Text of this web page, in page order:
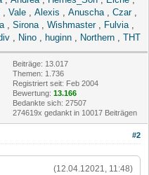
, Vale , Alexis , Anuscha, Czar,
, Sirona, Wishmaster, Fulvia,
, Nino , huginn , Northern , THT
Beiträge: 13.017
Themen: 1.736
Registriert seit: Feb 2004
Bewertung: 13.166
Bedankte sich: 27507
274619x gedankt in 10017 Beiträgen
#2
(12.04.12021, 11:48)